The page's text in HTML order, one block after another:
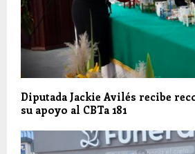
Diputada Jackie Avilés recibe
su apoyo al CBTa 181